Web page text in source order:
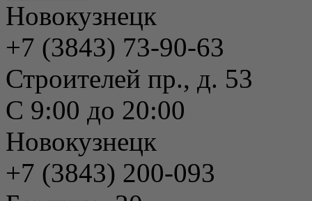
Новокузнецк
+7 (3843) 73-90-63
Строителей пр., д. 53
С 9:00 до 20:00
Новокузнецк
+7 (3843) 200-093